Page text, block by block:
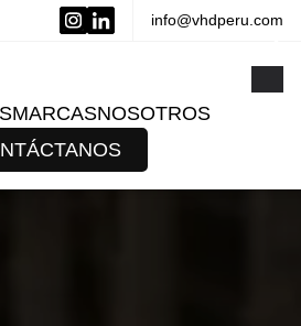
info@vhdperu.com
MARCASNOSOTROS